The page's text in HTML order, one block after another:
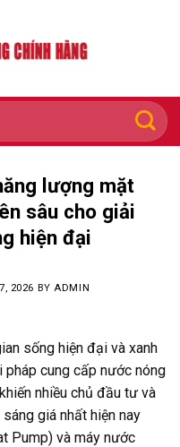
lượng mặt
sâu cho giải
hiện đại
2026 BYADMIN
sống hiện đại và xanh
cung cấp nước nóng
nhiều chủ đầu tư và
giá nhất hiện nay
Pump) và máy nước